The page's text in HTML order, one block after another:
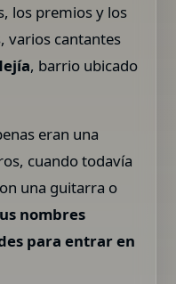
los premios y los
varios cantantes
, barrio ubicado
eran una
cuando todavía
una guitarra o
nombres
para entrar en